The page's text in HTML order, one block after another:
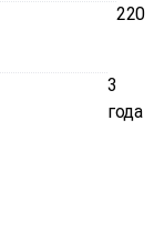
220
3
года